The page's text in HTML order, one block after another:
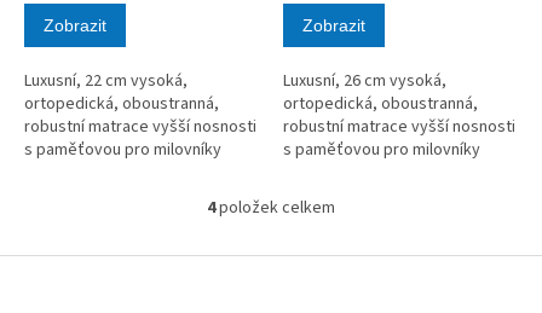
Zobrazit
Luxusní, 22 cm vysoká,
ortopedická, oboustranná,
robustní matrace vyšší nosnosti
s paměťovou pro milovníky
Zobrazit
Luxusní, 26 cm vysoká,
ortopedická, oboustranná,
robustní matrace vyšší nosnosti
s paměťovou pro milovníky
O
l
4položek celkem